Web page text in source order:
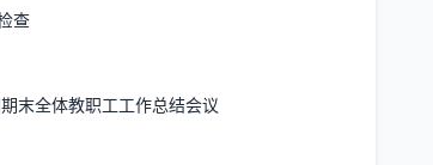
查
末全体教职工工作总结会议